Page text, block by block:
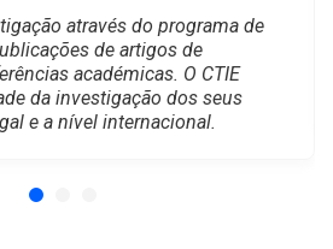
através do programa de
de artigos de
académicas. O CTIE
da investigação dos seus
e a nível internacional.